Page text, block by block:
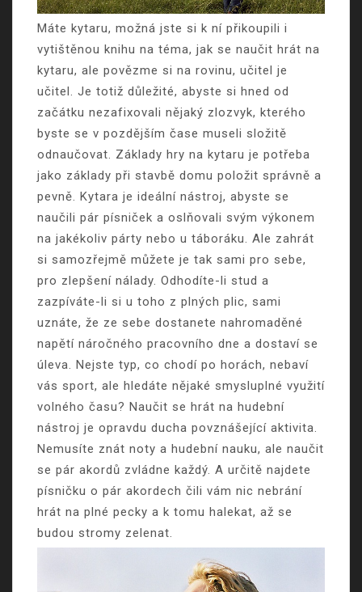
Máte kytaru, možná jste si k ní přikoupili i
vytištěnou knihu na téma, jak se naučit hrát na
kytaru, ale povězme si na rovinu, učitel je
učitel. Je totiž důležité, abyste si hned od
začátku nezafixovali nějaký zlozvyk, kterého
byste se v pozdějším čase museli složitě
odnaučovat. Základy hry na kytaru je potřeba
jako základy při stavbě domu položit správně a
pevně. Kytara je ideální nástroj, abyste se
naučili pár písniček a oslňovali svým výkonem
na jakékoliv párty nebo u táboráku. Ale zahrát
si samozřejmě můžete je tak sami pro sebe,
pro zlepšení nálady. Odhodíte-li stud a
zazpíváte-li si u toho z plných plic, sami
uznáte, že ze sebe dostanete nahromaděné
napětí náročného pracovního dne a dostaví se
úleva. Nejste typ, co chodí po horách, nebaví
vás sport, ale hledáte nějaké smysluplné využití
volného času? Naučit se hrát na hudební
nástroj je opravdu ducha povznášející aktivita.
Nemusíte znát noty a hudební nauku, ale naučit
se pár akordů zvládne každý. A určitě najdete
písničku o pár akordech čili vám nic nebrání
hrát na plné pecky a k tomu halekat, až se
budou stromy zelenat.